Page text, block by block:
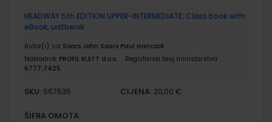
HEADWAY 5th EDITION UPPER-INTERMEDIATE; Class book with
eBook, udžbenik
Autor(i): Liz Soars John Soars Paul Hancock
Nakladnik: PROFIL KLETT d.o.o.
Registarski broj ministarstva:
6777;7425
SKU: 567535 CIJENA: 20,00 €
ŠIFRA OMOTA: